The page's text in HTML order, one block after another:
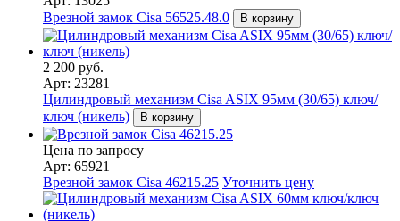
Врезной замок Cisa 56525.48.0
В корзину
2 200 руб.
Арт: 23281
Цилиндровый механизм Cisa ASIX 95мм (30/65) ключ/
ключ (никель)
В корзину
Цена по запросу
Арт: 65921
Врезной замок Cisa 46215.25 Уточнить цену